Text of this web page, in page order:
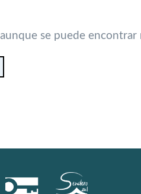
se puede